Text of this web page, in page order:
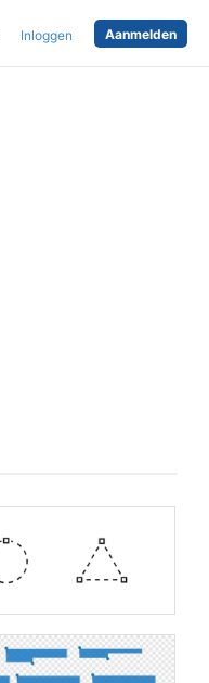
Inloggen Aanmelden